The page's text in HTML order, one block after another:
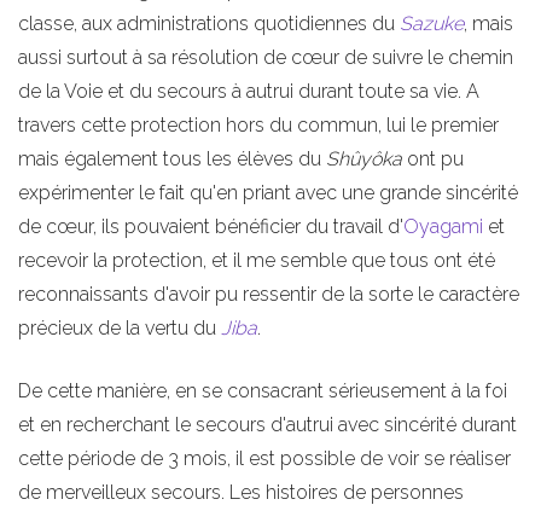
classe, aux administrations quotidiennes du Sazuke, mais
aussi surtout à sa résolution de cœur de suivre le chemin
de la Voie et du secours à autrui durant toute sa vie. A
travers cette protection hors du commun, lui le premier
mais également tous les élèves du Shûyôka ont pu
expérimenter le fait qu'en priant avec une grande sincérité
de cœur, ils pouvaient bénéficier du travail d'Oyagami et
recevoir la protection, et il me semble que tous ont été
reconnaissants d'avoir pu ressentir de la sorte le caractère
précieux de la vertu du Jiba.
De cette manière, en se consacrant sérieusement à la foi
et en recherchant le secours d'autrui avec sincérité durant
cette période de 3 mois, il est possible de voir se réaliser
de merveilleux secours. Les histoires de personnes